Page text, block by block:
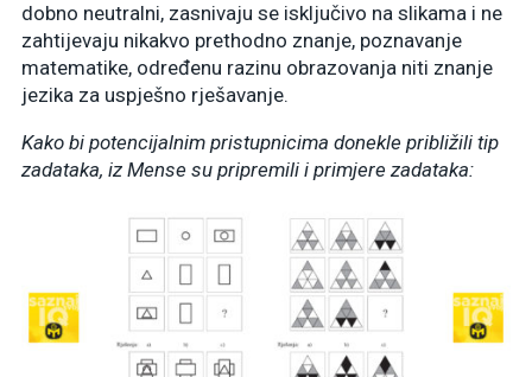
dobno neutralni, zasnivaju se isključivo na slikama i ne
zahtijevaju nikakvo prethodno znanje, poznavanje
matematike, određenu razinu obrazovanja niti znanje
jezika za uspješno rješavanje.
Kako bi potencijalnim pristupnicima donekle približili tip
zadataka, iz Mense su pripremili i primjere zadataka: